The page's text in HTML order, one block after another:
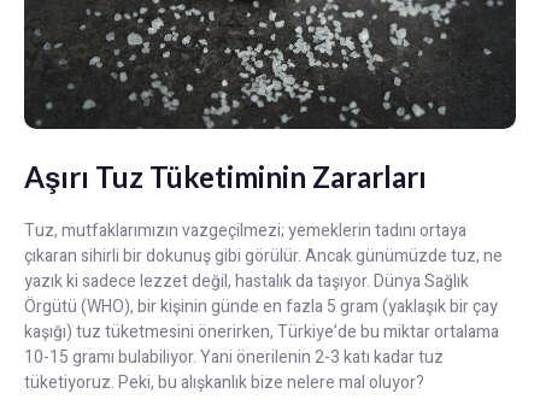
Aşırı Tuz Tüketiminin Zararları
Tuz, mutfaklarımızın vazgeçilmezi; yemeklerin tadını ortaya
çıkaran sihirli bir dokunuş gibi görülür. Ancak günümüzde tuz, ne
yazık ki sadece lezzet değil, hastalık da taşıyor. Dünya Sağlık
Örgütü (WHO), bir kişinin günde en fazla 5 gram (yaklaşık bir çay
kaşığı) tuz tüketmesini önerirken, Türkiye’de bu miktar ortalama
10-15 gramı bulabiliyor. Yani önerilenin 2-3 katı kadar tuz
tüketiyoruz. Peki, bu alışkanlık bize nelere mal oluyor?